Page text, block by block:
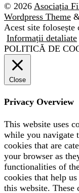
© 2026 Asociația
Wordpress Theme
Acest site folosește
Informații detaliate
POLITICĂ DE
Close
Privacy Overview
This website uses
while you navigate
cookies that are
your browser as
functionalities of
cookies that help
this website.